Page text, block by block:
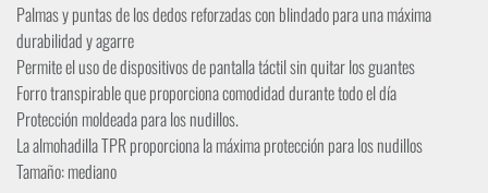
Palmas y puntas de los dedos reforzadas con blindado para una máxima
durabilidad y agarre
Permite el uso de dispositivos de pantalla táctil sin quitar los guantes
Forro transpirable que proporciona comodidad durante todo el día
Protección moldeada para los nudillos.
La almohadilla TPR proporciona la máxima protección para los nudillos
Tamaño: mediano